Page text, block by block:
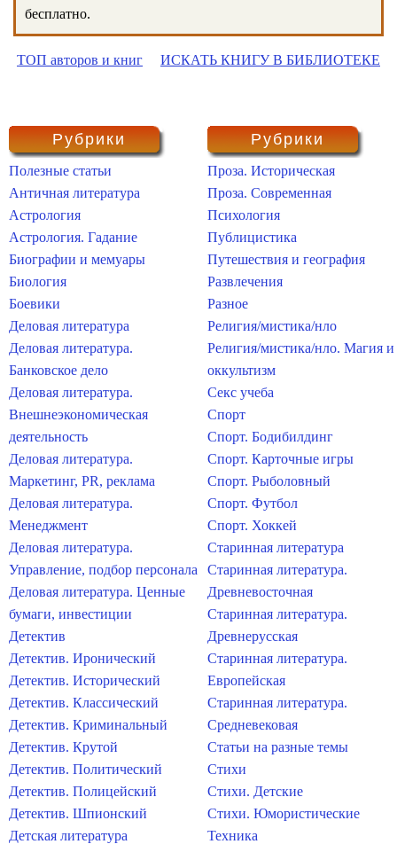
бесплатно.
ТОП авторов и книг ИСКАТЬ КНИГУ В БИБЛИОТЕКЕ
Рубрики
Полезные статьи
Античная литература
Астрология
Астрология. Гадание
Биографии и мемуары
Биология
Боевики
Деловая литература
Деловая литература.
Банковское дело
Деловая литература.
Внешнеэкономическая
деятельность
Деловая литература.
Маркетинг, PR, реклама
Деловая литература.
Менеджмент
Деловая литература.
Управление, подбор персонала
Деловая литература. Ценные
бумаги, инвестиции
Детектив
Детектив. Иронический
Детектив. Исторический
Детектив. Классический
Детектив. Криминальный
Детектив. Крутой
Детектив. Политический
Детектив. Полицейский
Детектив. Шпионский
Детская литература
Рубрики
Проза. Историческая
Проза. Современная
Психология
Публицистика
Путешествия и география
Развлечения
Разное
Религия/мистика/нло
Религия/мистика/нло. Магия и
оккультизм
Секс учеба
Спорт
Спорт. Бодибилдинг
Спорт. Карточные игры
Спорт. Рыболовный
Спорт. Футбол
Спорт. Хоккей
Старинная литература
Старинная литература.
Древневосточная
Старинная литература.
Древнерусская
Старинная литература.
Европейская
Старинная литература.
Средневековая
Статьи на разные темы
Стихи
Стихи. Детские
Стихи. Юмористические
Техника